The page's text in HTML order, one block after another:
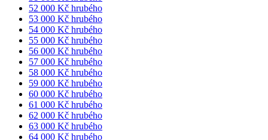
52 000 Kč hrubého
53 000 Kč hrubého
54 000 Kč hrubého
55 000 Kč hrubého
56 000 Kč hrubého
57 000 Kč hrubého
58 000 Kč hrubého
59 000 Kč hrubého
60 000 Kč hrubého
61 000 Kč hrubého
62 000 Kč hrubého
63 000 Kč hrubého
64 000 Kč hrubého